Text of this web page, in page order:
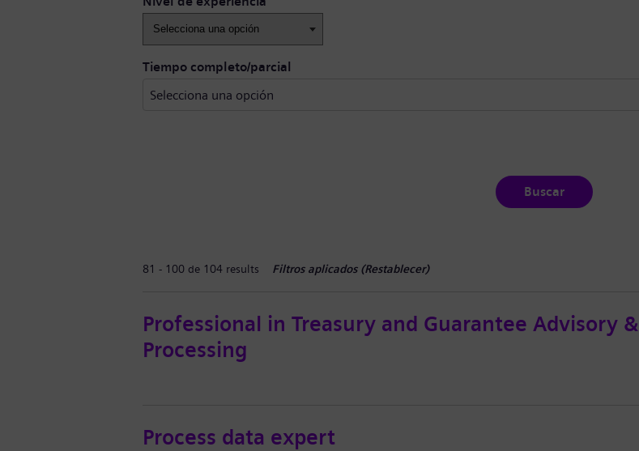
Tiempo completo/parcial
Buscar
81 - 100 de 104 results Filtros aplicados (Restablecer)
Professional in Treasury and Guarantee Advisory &
Processing
Process data expert